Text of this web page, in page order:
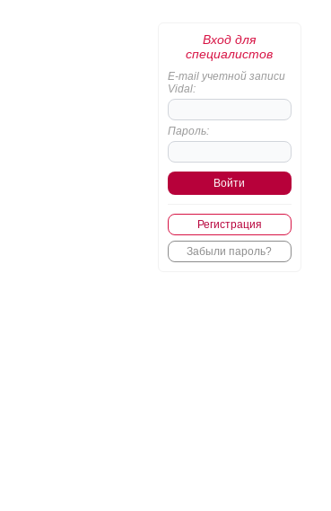
Вход для
специалистов
E-mail учетной записи
Vidal:
Пароль:
Регистрация
Забыли пароль?